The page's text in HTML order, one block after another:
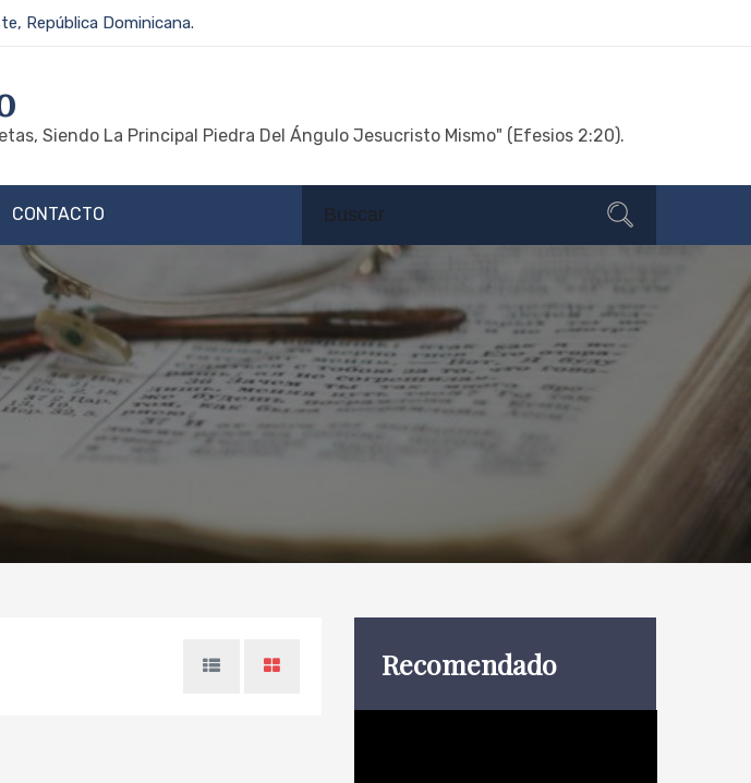
República Dominicana.
Siendo La Principal Piedra Del Ángulo Jesucristo Mismo" (Efesios 2:20).
CONTACTO
for:
Recomendado